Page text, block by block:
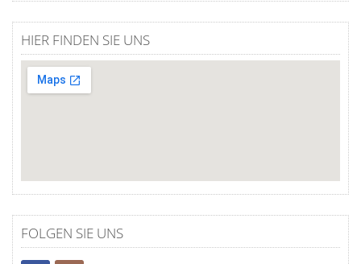
HIER FINDEN SIE UNS
FOLGEN SIE UNS